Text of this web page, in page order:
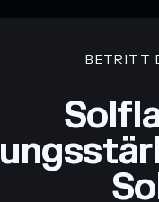
BETRITT